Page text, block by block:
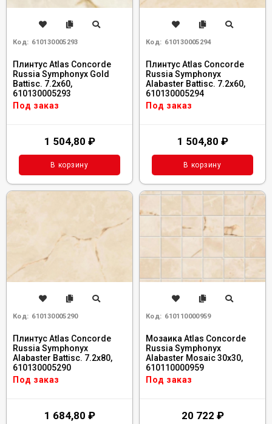
Код: 610130005293
Плинтус Atlas Concorde
Russia Symphonyx Gold
Battisc. 7.2x60,
610130005293
Под заказ
1 504,80 ₽
В корзину
Код: 610130005294
Плинтус Atlas Concorde
Russia Symphonyx
Alabaster Battisc. 7.2x60,
610130005294
Под заказ
1 504,80 ₽
В корзину
Код: 610130005290
Плинтус Atlas Concorde
Russia Symphonyx
Alabaster Battisc. 7.2x80,
610130005290
Под заказ
1 684,80 ₽
Код: 610110000959
Мозаика Atlas Concorde
Russia Symphonyx
Alabaster Mosaic 30x30,
610110000959
Под заказ
20 722 ₽